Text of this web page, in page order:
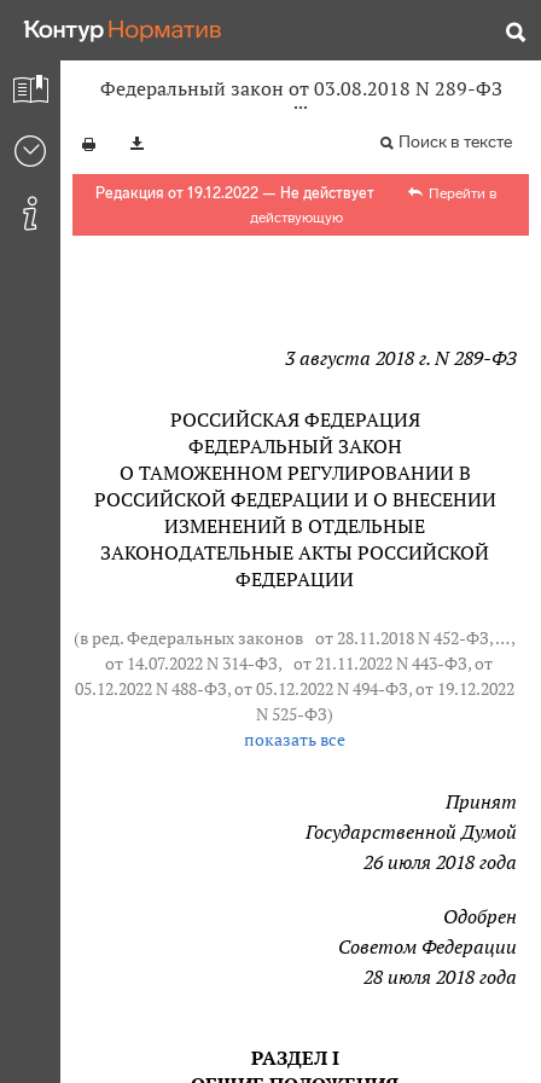
Федеральный закон от 03.08.2018 N 289-ФЗ
Поиск в тексте
Редакция от 19.12.2022 — Не действует
Перейти в
действующую
3 августа 2018 г. N 289-ФЗ
РОССИЙСКАЯ ФЕДЕРАЦИЯ
ФЕДЕРАЛЬНЫЙ ЗАКОН
О ТАМОЖЕННОМ РЕГУЛИРОВАНИИ В
РОССИЙСКОЙ ФЕДЕРАЦИИ И О ВНЕСЕНИИ
ИЗМЕНЕНИЙ В ОТДЕЛЬНЫЕ
ЗАКОНОДАТЕЛЬНЫЕ АКТЫ РОССИЙСКОЙ
ФЕДЕРАЦИИ
(в ред. Федеральных законов от 28.11.2018 N 452-ФЗ, … ,
от 14.07.2022 N 314-ФЗ, от 21.11.2022 N 443-ФЗ, от
05.12.2022 N 488-ФЗ, от 05.12.2022 N 494-ФЗ, от 19.12.2022
N 525-ФЗ)
показать все
Принят
Государственной Думой
26 июля 2018 года
Одобрен
Советом Федерации
28 июля 2018 года
РАЗДЕЛ I